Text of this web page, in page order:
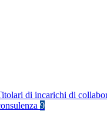
di incarichi di
9